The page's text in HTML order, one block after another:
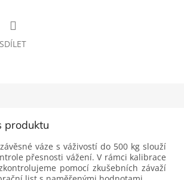
SDÍLET
produktu
váze s váživostí do 500 kg slouží
přesnosti vážení. V rámci kalibrace
pomocí zkušebních závaží